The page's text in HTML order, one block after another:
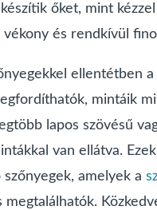
őket, mint
vékony és rendkívül
ellentétben a
mintáik
lapos szövésű
van ellátva.
amelyek a
megtalálhatók.